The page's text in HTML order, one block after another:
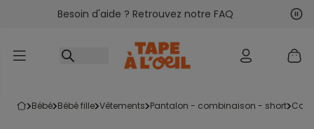
Accéder au contenu
Besoin d'aide ? Retrouvez notre FAQ
bébé bébé fille vêtements pantalon - combinaison - short